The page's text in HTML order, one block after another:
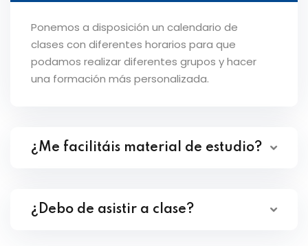
Ponemos a disposición un calendario de
clases con diferentes horarios para que
podamos realizar diferentes grupos y hacer
una formación más personalizada.
¿Me facilitáis material de estudio?
¿Debo de asistir a clase?